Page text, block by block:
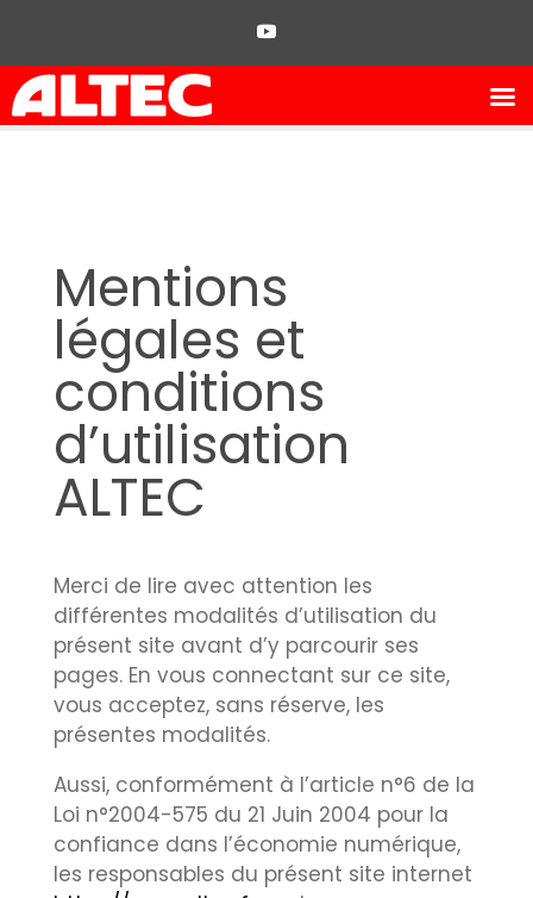
Mentions
légales et
conditions
d’utilisation
ALTEC
Merci de lire avec attention les
différentes modalités d’utilisation du
présent site avant d’y parcourir ses
pages. En vous connectant sur ce site,
vous acceptez, sans réserve, les
présentes modalités.
Aussi, conformément à l’article n°6 de la
Loi n°2004-575 du 21 Juin 2004 pour la
confiance dans l’économie numérique,
les responsables du présent site internet